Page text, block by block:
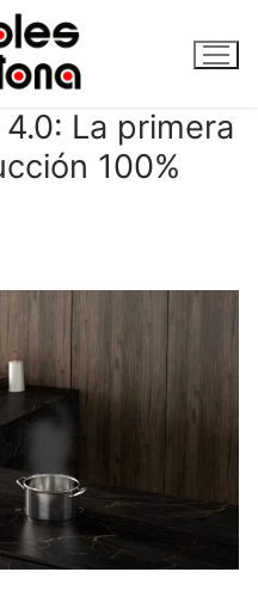
La primera
100%